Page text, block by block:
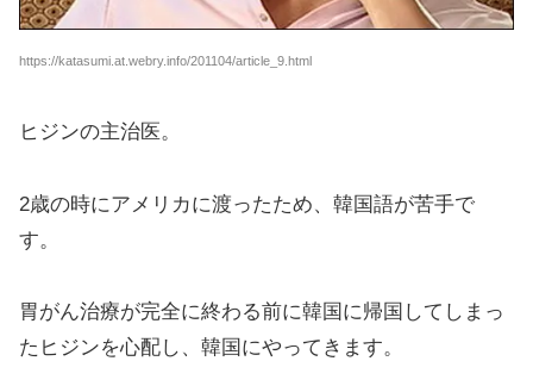
https://katasumi.at.webry.info/201104/article_9.html
ヒジンの主治医。
2歳の時にアメリカに渡ったため、韓国語が苦手で
す。
胃がん治療が完全に終わる前に韓国に帰国してしまっ
たヒジンを心配し、韓国にやってきます。